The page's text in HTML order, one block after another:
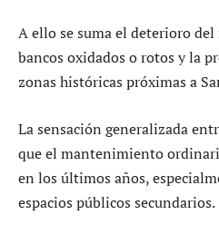
A ello se suma el deterioro
bancos oxidados o rotos y la
zonas históricas próximas a
La sensación generalizada
que el mantenimiento
en los últimos años,
espacios públicos secundarios.